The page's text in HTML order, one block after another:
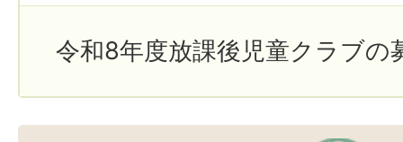
令和8年度放課後児童クラブの